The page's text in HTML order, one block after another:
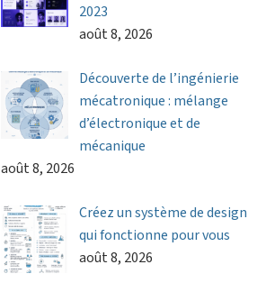
2023
août 8, 2026
Découverte de l’ingénierie
mécatronique : mélange
d’électronique et de
mécanique
août 8, 2026
Créez un système de design
qui fonctionne pour vous
août 8, 2026